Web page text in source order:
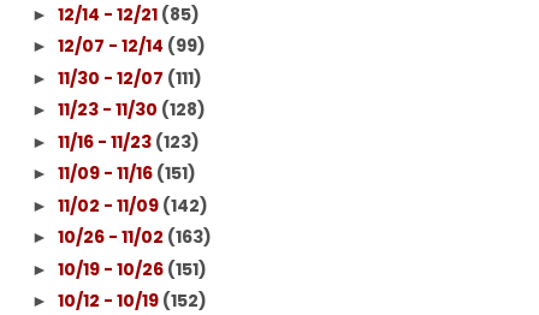
► 12/14 - 12/21 (85)
► 12/07 - 12/14 (99)
► 11/30 - 12/07 (111)
► 11/23 - 11/30 (128)
► 11/16 - 11/23 (123)
► 11/09 - 11/16 (151)
► 11/02 - 11/09 (142)
► 10/26 - 11/02 (163)
► 10/19 - 10/26 (151)
► 10/12 - 10/19 (152)